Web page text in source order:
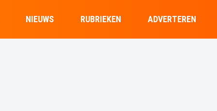
NIEUWS RUBRIEKEN ADVERTEREN